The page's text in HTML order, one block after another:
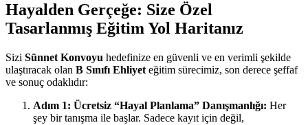
Hayalden Gerçeğe: Size Özel
Tasarlanmış Eğitim Yol Haritanız
Sizi Sünnet Konvoyu hedefinize en güvenli ve en verimli şekilde
ulaştıracak olan B Sınıfı Ehliyet eğitim sürecimiz, son derece şeffaf
ve sonuç odaklıdır:
Adım 1: Ücretsiz “Hayal Planlama” Danışmanlığı: Her
şey bir tanışma ile başlar. Sadece kayıt için değil,